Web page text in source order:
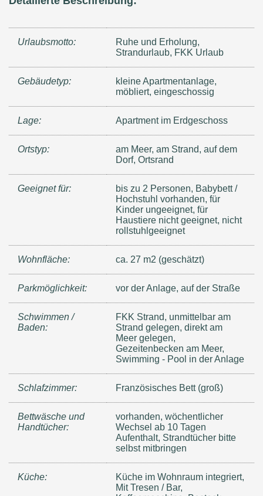
Urlaubsmotto:
Ruhe und Erholung,
Strandurlaub, FKK Urlaub
Gebäudetyp:
kleine Apartmentanlage,
möbliert, eingeschossig
Lage: Apartment im Erdgeschoss
Ortstyp:
am Meer, am Strand, auf dem
Dorf, Ortsrand
Geeignet für:
bis zu 2 Personen, Babybett /
Hochstuhl vorhanden, für
Kinder ungeeignet, für
Haustiere nicht geeignet, nicht
rollstuhlgeeignet
Wohnfläche: ca. 27 m2 (geschätzt)
Parkmöglichkeit: vor der Anlage, auf der Straße
Schwimmen /
Baden:
FKK Strand, unmittelbar am
Strand gelegen, direkt am
Meer gelegen,
Gezeitenbecken am Meer,
Swimming - Pool in der Anlage
Schlafzimmer: Französisches Bett (groß)
Bettwäsche und
Handtücher:
vorhanden, wöchentlicher
Wechsel ab 10 Tagen
Aufenthalt, Strandtücher bitte
selbst mitbringen
Küche:
Küche im Wohnraum integriert,
Mit Tresen / Bar,